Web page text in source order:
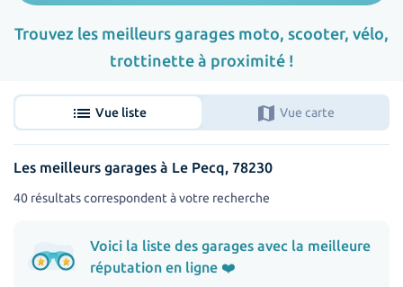
Trouvez les meilleurs garages moto, scooter, vélo,
trottinette à proximité !
list Vue liste map Vue carte
Les meilleurs garages à Le Pecq, 78230
40 résultats correspondent à votre recherche
Voici la liste des garages avec la meilleure
réputation en ligne ❤️